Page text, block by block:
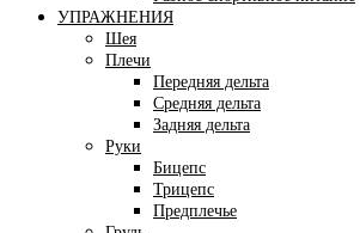
УПРАЖНЕНИЯ
Шея
Плечи
Передняя дельта
Средняя дельта
Задняя дельта
Руки
Бицепс
Трицепс
Предплечье